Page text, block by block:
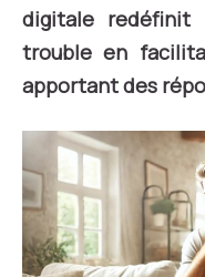
digitale
trouble en
apportant des